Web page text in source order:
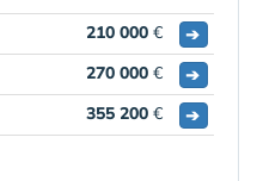
210 000 €
➔
270 000 €
➔
355 200 € ➔